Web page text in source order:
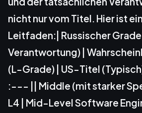
nicht nur vom Titel. Hier ist
Leitfaden:| Russischer
Verantwortung) |
(L-Grade) | US-Titel
:--- || Middle (mit starker
L4 | Mid-Level Software